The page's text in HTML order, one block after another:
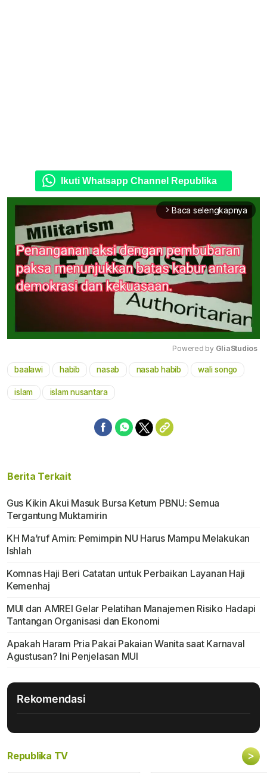
Ikuti Whatsapp Channel Republika
arrow_forward_ios Baca selengkapnya
Mute
Powered by GliaStudios
baalawi habib nasab nasab habib wali songo
islam islam nusantara
Berita Terkait
Gus Kikin Akui Masuk Bursa Ketum PBNU: Semua
Tergantung Muktamirin
KH Ma’ruf Amin: Pemimpin NU Harus Mampu Melakukan
Ishlah
Komnas Haji Beri Catatan untuk Perbaikan Layanan Haji
Kemenhaj
MUI dan AMREI Gelar Pelatihan Manajemen Risiko Hadapi
Tantangan Organisasi dan Ekonomi
Apakah Haram Pria Pakai Pakaian Wanita saat Karnaval
Agustusan? Ini Penjelasan MUI
Rekomendasi
Republika TV >